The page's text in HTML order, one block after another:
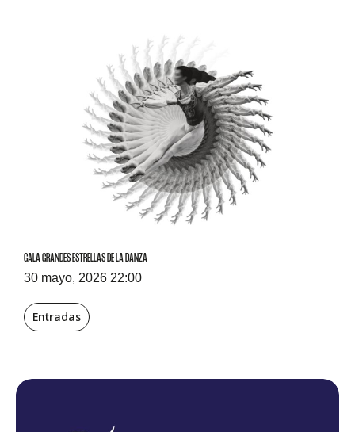
GALA GRANDES ESTRELLAS DE LA DANZA
30 mayo, 2026 22:00
Entradas